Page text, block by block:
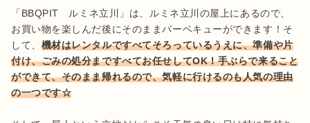
「BBQPIT　ルミネ立川」は、ルミネ立川の屋上にあるので、
お買い物を楽しんだ後にそのままバーベキューができます！そ
して、 機材はレンタルですべてそろっているうえに、準備や片
付け、ごみの処分まですべてお任せしてOK！手ぶらで来ること
ができて、そのまま帰れるので、気軽に行けるのも人気の理由
の一つです☆